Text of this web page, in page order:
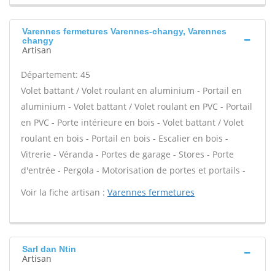
Varennes fermetures Varennes-changy, Varennes
changy
Artisan
Département: 45
Volet battant / Volet roulant en aluminium - Portail en
aluminium - Volet battant / Volet roulant en PVC - Portail
en PVC - Porte intérieure en bois - Volet battant / Volet
roulant en bois - Portail en bois - Escalier en bois -
Vitrerie - Véranda - Portes de garage - Stores - Porte
d'entrée - Pergola - Motorisation de portes et portails -
Voir la fiche artisan : Varennes fermetures
Sarl dan Ntin
Artisan